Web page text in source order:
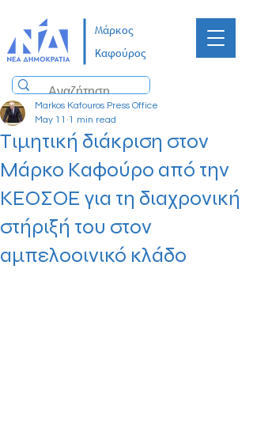
Μάρκος
Καφούρος
Τιμητική διάκριση στον
Μάρκο Καφούρο από την
ΚΕΟΣΟΕ για τη διαχρονική
στήριξή του στον
αμπελοοινικό κλάδο
Markos Kafouros Press Office
May 11 1 min read